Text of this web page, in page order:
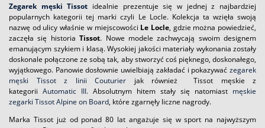
Zegarek męski Tissot idealnie prezentuje się w jednej z najbardziej
popularnych kategorii tej marki czyli Le Locle. Kolekcja ta wzięła swoją
nazwę od ulicy właśnie w miejscowości Le Locle, gdzie można powiedzieć,
zaczęła się historiaTissot. Nowe modele zachwycają swoim designem
emanującym szykiem i klasą. Wysokiej jakości materiały wykonania zostały
doskonale połączone ze sobą tak, aby stworzyć coś pięknego, doskonałego,
wyjątkowego. Panowie dosłownie uwielbiają zakładać i pokazywać zegarek
męski Tissot z linii Couturier jak również Tissot męskie z
kategorii Automatic III. Absolutnym hitem stały się natomiast męskie
zegarki Tissot Alpine on Board, które zgarnęły liczne nagrody.
Marka Tissot już od ponad 80 lat angażuje się w sport na najwyższym